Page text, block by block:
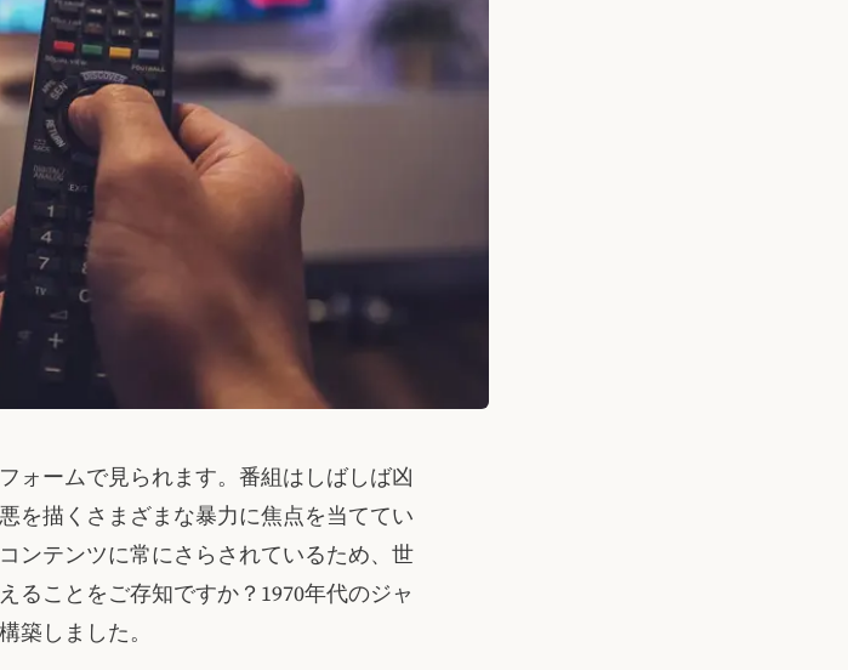
ォームで見られます。番組はしばしば凶
を描くさまざまな暴力に焦点を当ててい
ンテンツに常にさらされているため、世
ることをご存知ですか？1970年代のジャ
築しました。